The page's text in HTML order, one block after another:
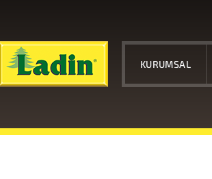
KURUMSAL